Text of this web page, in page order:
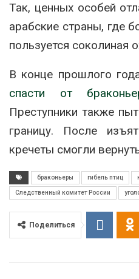
Так, ценных особей
арабские страны, где
пользуется соколиная
В конце прошлого
спасти от
Преступники также
границу. После
кречеты смогли
браконьеры гибель птиц
Следственный комитет России
Поделиться